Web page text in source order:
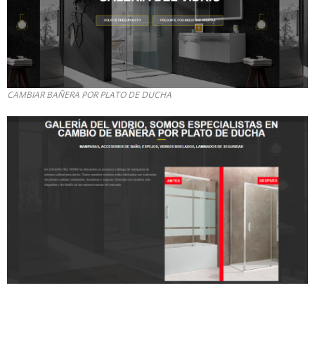
CAMBIAR BAÑERA POR PLATO DE DUCHA